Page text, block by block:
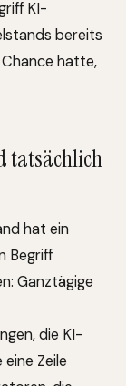
KI-
bereits
hatte,
tatsächlich
hat ein
Begriff
Ganztägige
die KI-
Zeile